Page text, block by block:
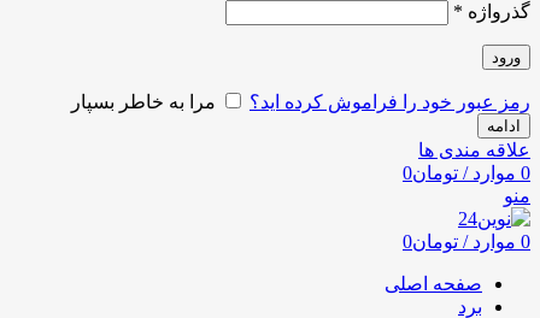
گذرواژه *
ورود
رمز عبور خود را فراموش کرده اید؟ مرا به خاطر بسپار
ادامه
علاقه مندی ها
0 موارد / تومان0
منو
0 موارد / تومان0
صفحه اصلی
برد